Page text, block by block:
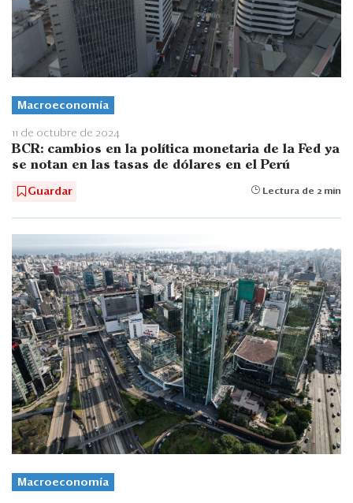
Macroeconomía
11 de octubre de 2024
BCR: cambios en la política monetaria de la Fed ya
se notan en las tasas de dólares en el Perú
Guardar Lectura de 2 min
Macroeconomía